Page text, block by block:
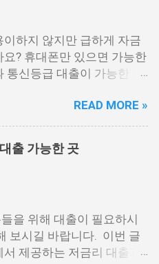
이하지 않지만 급하게 자금
요? 휴대폰만 있으면 가능한
통신등급 대출이 가능한 곳
? 급히 자금이 필요한 상황
로는 소액 대출을 고려해야
다. 하지만 이직 준비로 인
거나 소득 증빙이 어려운 상
대폰만 있으면 간편하게 신
, 통신 등급에 따라 대출이
치 신용등급처럼 등급별로
READ MORE »
출 가능한 곳
을 위해 대출이 필요하시
보시길 바랍니다. 이번 글
서 제공하는 저금리 대출과